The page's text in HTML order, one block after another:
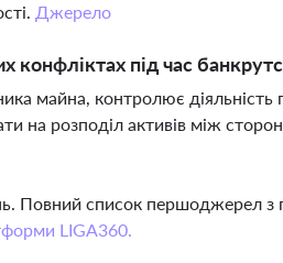
Джерело
під час
майна, контролює діяльність
на розподіл активів між
Повний список першоджерел з
LIGA360.